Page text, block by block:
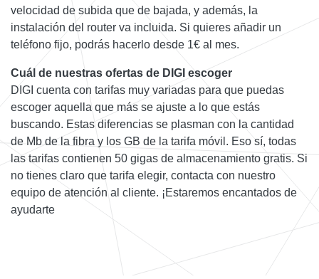
velocidad de subida que de bajada, y además, la
instalación del router va incluida. Si quieres añadir un
teléfono fijo, podrás hacerlo desde 1€ al mes.
Cuál de nuestras ofertas de DIGI escoger
DIGI cuenta con tarifas muy variadas para que puedas
escoger aquella que más se ajuste a lo que estás
buscando. Estas diferencias se plasman con la cantidad
de Mb de la fibra y los GB de la tarifa móvil. Eso sí, todas
las tarifas contienen 50 gigas de almacenamiento gratis. Si
no tienes claro que tarifa elegir, contacta con nuestro
equipo de atención al cliente. ¡Estaremos encantados de
ayudarte